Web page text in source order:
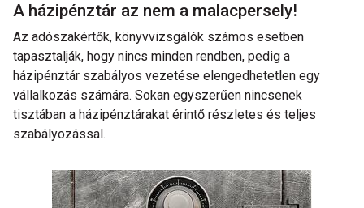
A házipénztár az nem a malacpersely!
Az adószakértők, könyvvizsgálók számos esetben
tapasztalják, hogy nincs minden rendben, pedig a
házipénztár szabályos vezetése elengedhetetlen egy
vállalkozás számára. Sokan egyszerűen nincsenek
tisztában a házipénztárakat érintő részletes és teljes
szabályozással.